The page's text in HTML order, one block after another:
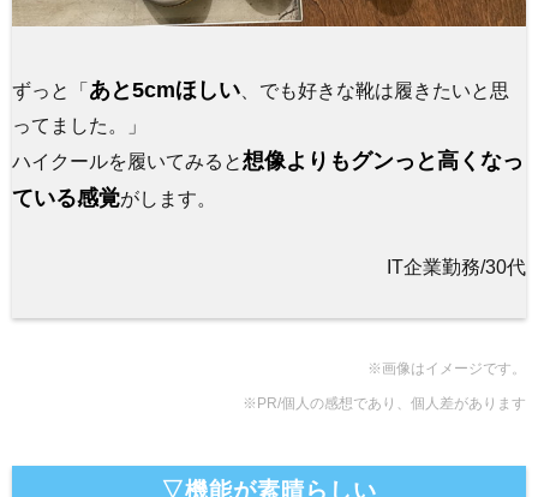
ずっと「 あと5cmほしい 、でも好きな靴は履きたいと思
ってました。」
ハイクールを履いてみると想像よりもグンっと高くなっ
ている感覚がします。
IT企業勤務/30代
※画像はイメージです。
※PR/個人の感想であり、個人差があります
▽機能が素晴らしい